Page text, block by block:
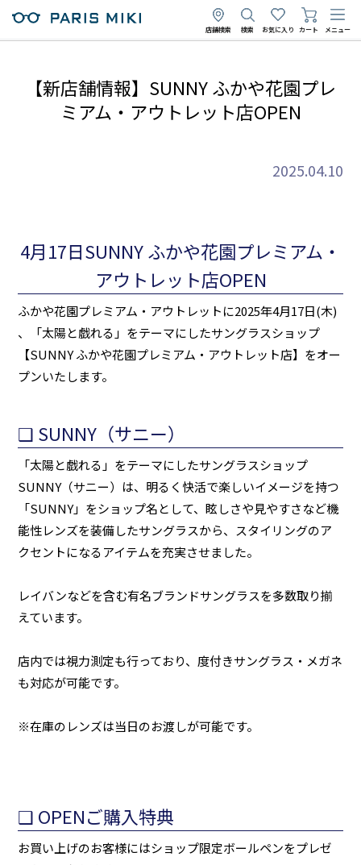
店舗検索 検索 お気に入り カート メニュー
【新店舗情報】SUNNY ふかや花園プレ
ミアム・アウトレット店OPEN
2025.04.10
4月17日SUNNY ふかや花園プレミアム・
アウトレット店OPEN
ふかや花園プレミアム・アウトレットに2025年4月17日(木)
、「太陽と戯れる」をテーマにしたサングラスショップ
【SUNNY ふかや花園プレミアム・アウトレット店】をオー
プンいたします。
❑ SUNNY（サニー）
「太陽と戯れる」をテーマにしたサングラスショップ
SUNNY（サニー）は、明るく快活で楽しいイメージを持つ
「SUNNY」をショップ名として、眩しさや見やすさなど機
能性レンズを装備したサングラスから、スタイリングのア
クセントになるアイテムを充実させました。
レイバンなどを含む有名ブランドサングラスを多数取り揃
えています。
店内では視力測定も行っており、度付きサングラス・メガネ
も対応が可能です。
※在庫のレンズは当日のお渡しが可能です。
❑ OPENご購入特典
お買い上げのお客様にはショップ限定ボールペンをプレゼ